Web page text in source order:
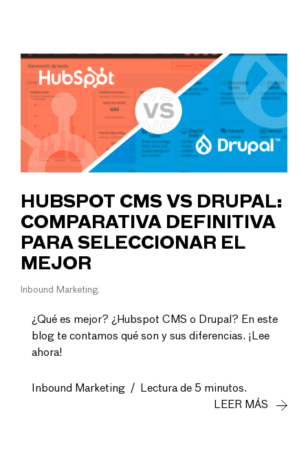
HUBSPOT CMS VS DRUPAL:
COMPARATIVA DEFINITIVA
PARA SELECCIONAR EL
MEJOR
Inbound Marketing
¿Qué es mejor? ¿Hubspot CMS o Drupal? En este
blog te contamos qué son y sus diferencias. ¡Lee
ahora!
Inbound Marketing /
Lectura de 5 minutos.
LEER MÁS